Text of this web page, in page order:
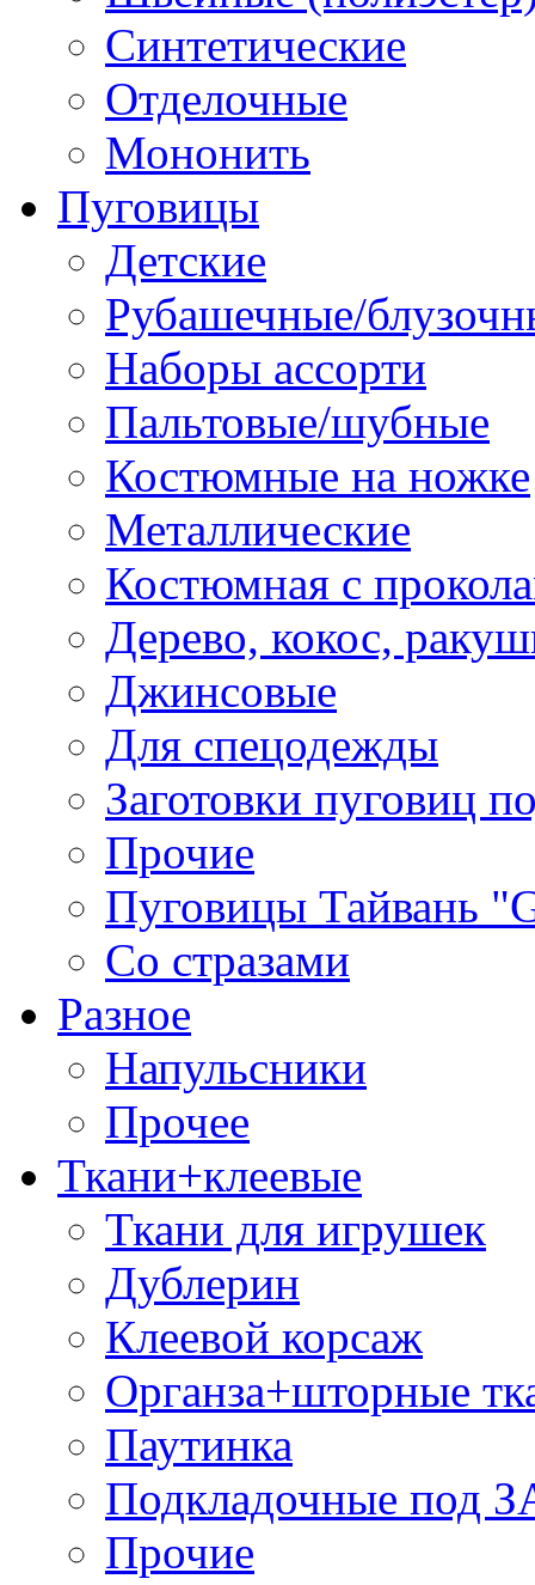
Синтетические
Отделочные
Мононить
Пуговицы
Детские
Рубашечные/
Наборы ассорти
Пальтовые/шубные
Костюмные на ножке
Металлические
Костюмная с
Дерево, кокос,
Джинсовые
Для спецодежды
Заготовки пуговиц
Прочие
Пуговицы Тайвань
Со стразами
Разное
Напульсники
Прочее
Ткани+клеевые
Ткани для игрушек
Дублерин
Клеевой корсаж
Органза+шторные
Паутинка
Подкладочные под
Прочие